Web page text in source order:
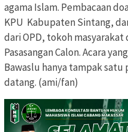
agama Islam. Pembacaan
KPU Kabupaten Sintang,
dari OPD, tokoh
Pasasangan Calon. Acara
Bawaslu hanya tampak satu
datang. (ami/fan)